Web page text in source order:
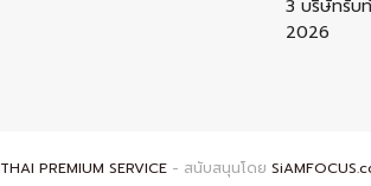
3 บริษัทรับ
2026
THAI PREMIUM SERVICE - สนับสนุนโดย